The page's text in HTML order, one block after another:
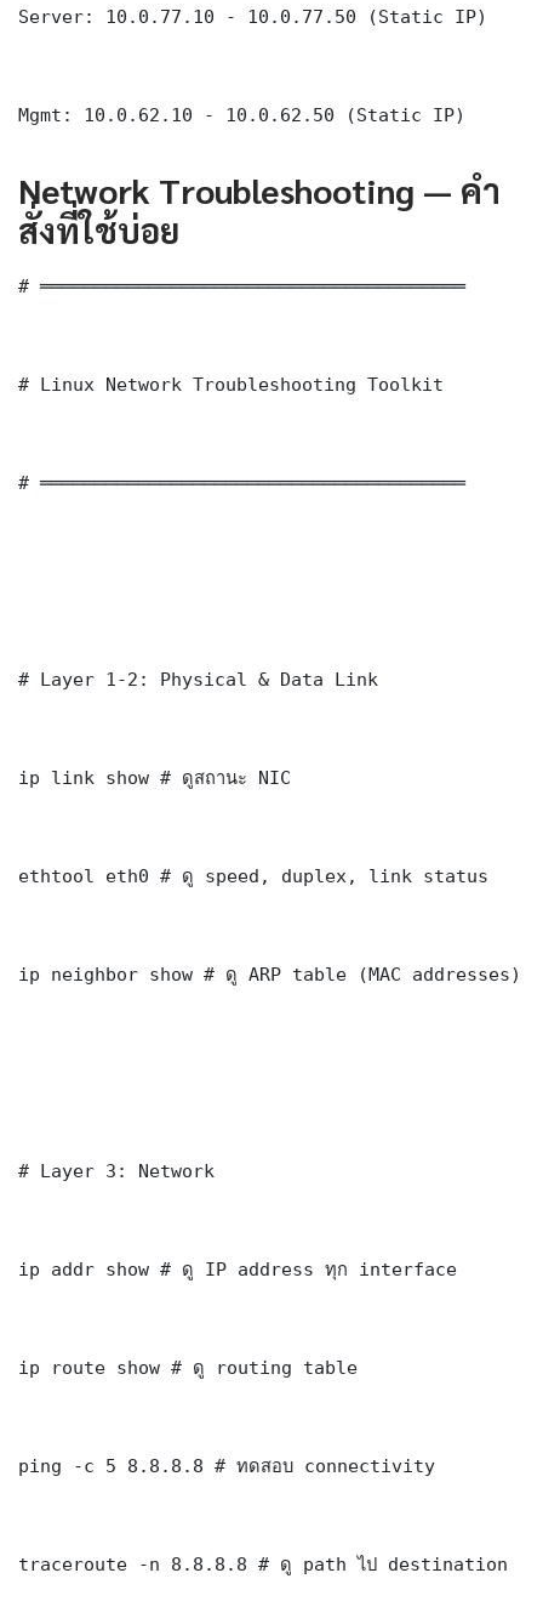
Server: 10.0.77.10 - 10.0.77.50 (Static IP)
Mgmt: 10.0.62.10 - 10.0.62.50 (Static IP)
Network Troubleshooting — คำ
สั่งที่ใช้บ่อย
# ═══════════════════════════════════════
# Linux Network Troubleshooting Toolkit
# ═══════════════════════════════════════
# Layer 1-2: Physical & Data Link
ip link show # ดูสถานะ NIC
ethtool eth0 # ดู speed, duplex, link status
ip neighbor show # ดู ARP table (MAC addresses)
# Layer 3: Network
ip addr show # ดู IP address ทุก interface
ip route show # ดู routing table
ping -c 5 8.8.8.8 # ทดสอบ connectivity
traceroute -n 8.8.8.8 # ดู path ไป destination